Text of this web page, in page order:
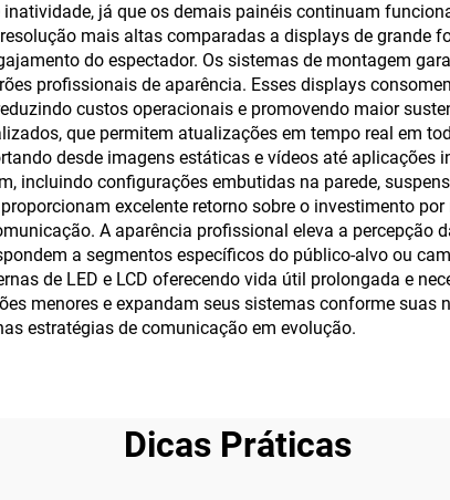
já que os demais painéis continuam
mais altas comparadas a displays de grande
do espectador. Os sistemas de montagem
profissionais de aparência. Esses displays
custos operacionais e promovendo maior
que permitem atualizações em tempo real em
desde imagens estáticas e vídeos até aplicações
incluindo configurações embutidas na parede,
excelente retorno sobre o investimento
A aparência profissional eleva a percepção
a segmentos específicos do público-alvo ou
de LED e LCD oferecendo vida útil prolongada e
menores e expandam seus sistemas conforme suas
estratégias de comunicação em evolução.
Dicas Práticas